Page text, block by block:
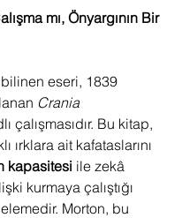
mı, Önyargının Bir
bilinen eseri, 1839
Crania
çalışmasıdır. Bu kitap,
ırklara ait kafataslarını
kapasitesi ile zekâ
kurmaya çalıştığı
Morton, bu